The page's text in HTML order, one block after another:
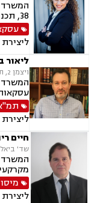
המשרד
38,
ליאור
ויצמן 2, תל-אביב
תמ"א
חיים
שד' ביאליק 42, רמת
המשרד
נדל"ן,